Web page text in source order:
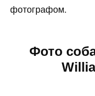
фотографом.
Фото